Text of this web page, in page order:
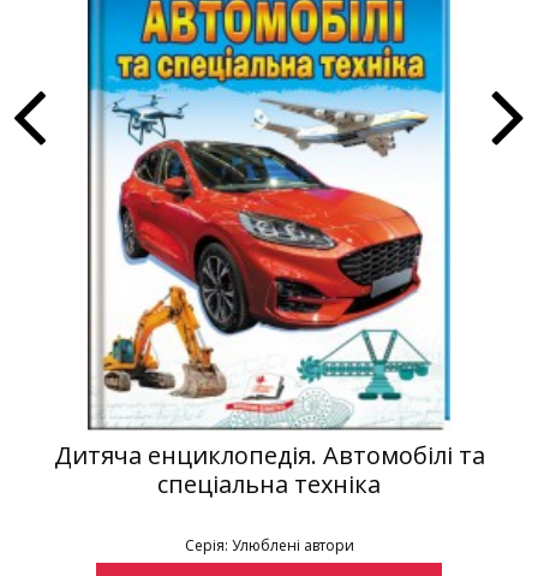
Дитяча енциклопедія. Автомобілі та
спеціальна техніка
Серія: Улюблені автори